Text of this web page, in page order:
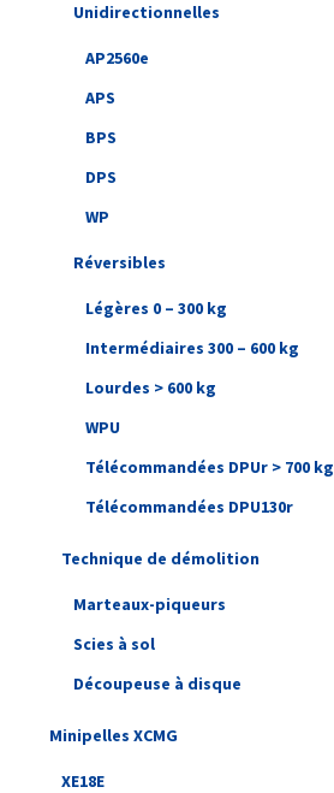
Unidirectionnelles
AP2560e
APS
BPS
DPS
WP
Réversibles
Légères 0 – 300 kg
Intermédiaires 300 – 600 kg
Lourdes > 600 kg
WPU
Télécommandées DPUr > 700 kg
Télécommandées DPU130r
Technique de démolition
Marteaux-piqueurs
Scies à sol
Découpeuse à disque
Minipelles XCMG
XE18E